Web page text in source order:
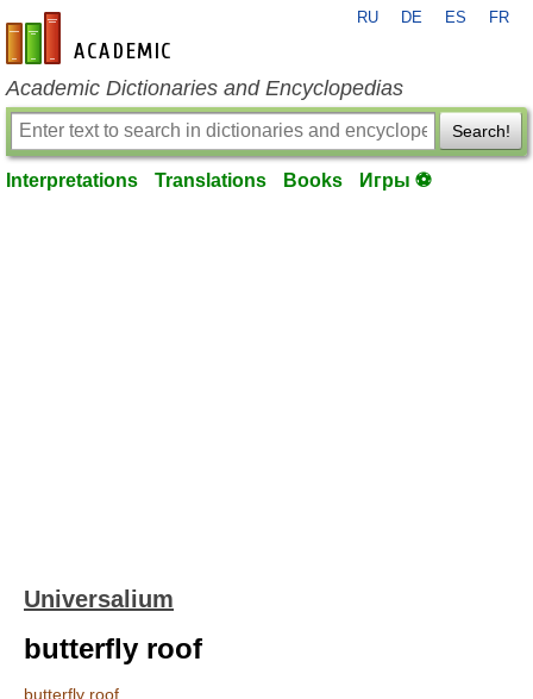
en-academic.com
RU DE ES FR
Academic Dictionaries and Encyclopedias
Search!
Interpretations Translations Books Игры ⚽
Universalium
butterfly roof
butterfly roof